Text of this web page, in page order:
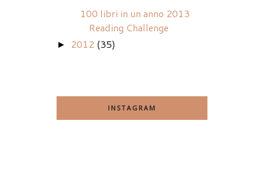
100 libri in un anno 2013
Reading Challenge
► 2012 (35)
INSTAGRAM